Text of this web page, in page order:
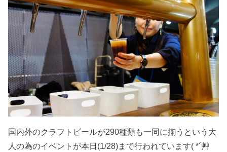
国内外のクラフトビールが290種類も一同に揃うという大
人の為のイベントが本日(1/28)まで行われています( *´艸